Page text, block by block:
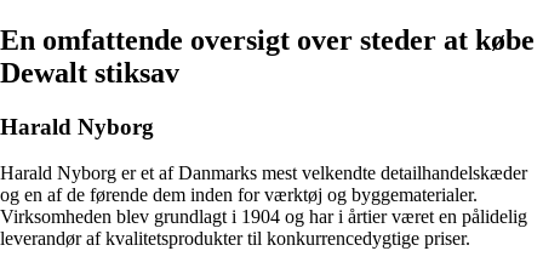
En omfattende oversigt over steder at købe
Dewalt stiksav
Harald Nyborg
Harald Nyborg er et af Danmarks mest velkendte detailhandelskæder
og en af de førende dem inden for værktøj og byggematerialer.
Virksomheden blev grundlagt i 1904 og har i årtier været en pålidelig
leverandør af kvalitetsprodukter til konkurrencedygtige priser.